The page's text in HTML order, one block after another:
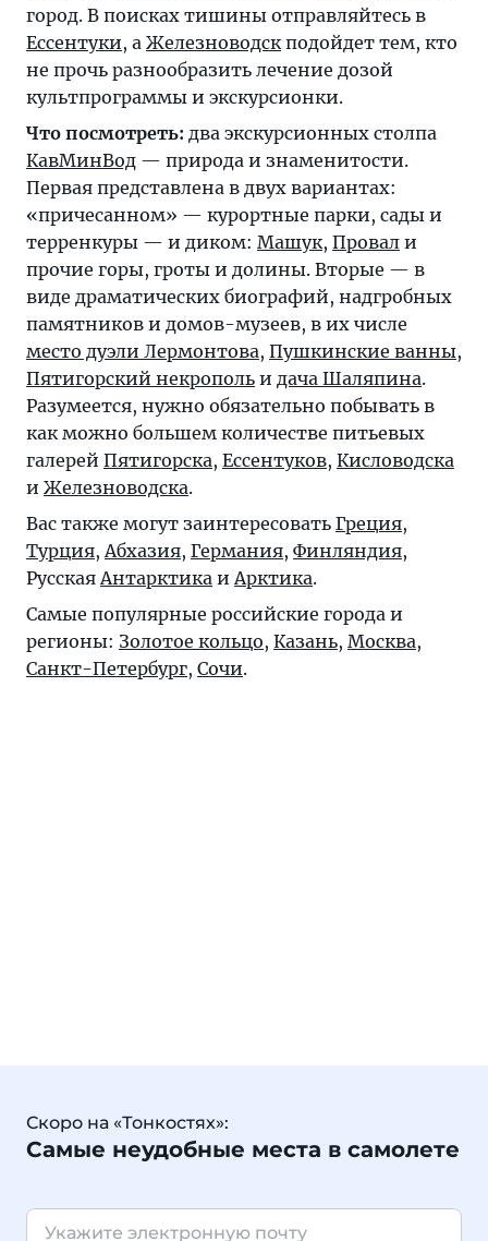
город. В поисках тишины отправляйтесь в
Ессентуки, а Железноводскподойдет тем, кто
не прочь разнообразить лечение дозой
культпрограммы и экскурсионки.
Что посмотреть: два экскурсионных столпа
КавМинВод — природа и знаменитости.
Первая представлена в двух вариантах:
«причесанном» — курортные парки, сады и
терренкуры — и диком: Машук, Провал и
прочие горы, гроты и долины. Вторые — в
виде драматических биографий, надгробных
памятников и домов-музеев, в их числе
место дуэли Лермонтова, Пушкинские ванны,
Пятигорский некрополь и дача Шаляпина.
Разумеется, нужно обязательно побывать в
как можно большем количестве питьевых
галерей Пятигорска, Ессентуков, Кисловодска
и Железноводска.
Вас также могут заинтересовать Греция,
Турция,Абхазия, Германия, Финляндия,
РусскаяАнтарктика иАрктика.
Самые популярные российские города и
регионы: Золотое кольцо, Казань, Москва,
Санкт-Петербург, Сочи.
Скоро на «Тонкостях»:
Самые неудобные места в самолете